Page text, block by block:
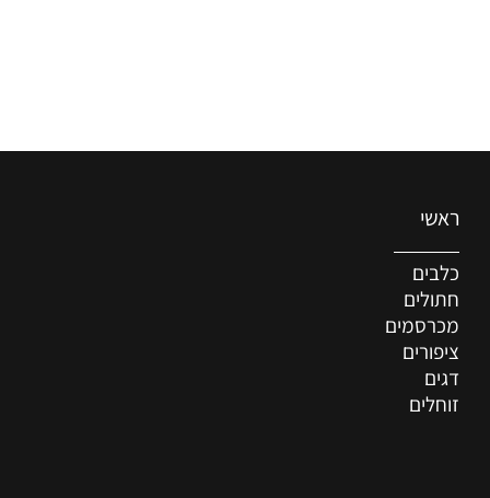
ראשי
כלבים
חתולים
מכרסמים
ציפורים
דגים
זוחלים